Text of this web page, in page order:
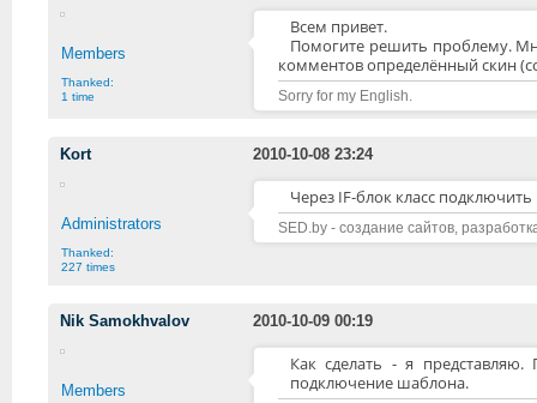
Members
Thanked:
1 time
Всем привет.
Помогите решить проблему.
комментов определённый скин
Sorry for my English.
Kort 2010-10-08 23:24
Administrators
Thanked:
227 times
Через IF-блок класс
SED.by - создание сайтов,
Nik Samokhvalov 2010-10-09 00:19
Members
Как сделать - я
подключение шаблона.